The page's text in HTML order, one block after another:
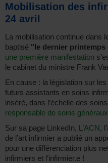
Mobilisation des
24 avril
La mobilisation continue dans
baptisé "le dernier printemps
une première manifestation
le cabinet du ministre Frank
En cause : la législation sur
futurs assistants en soins
inséré, dans l’échelle des
responsable de soins généraux
Sur sa page LinkedIn, L’ACN,
de l’art infirmier a publié un
pour une différenciation plus
infirmiers et l’infirmier.e !